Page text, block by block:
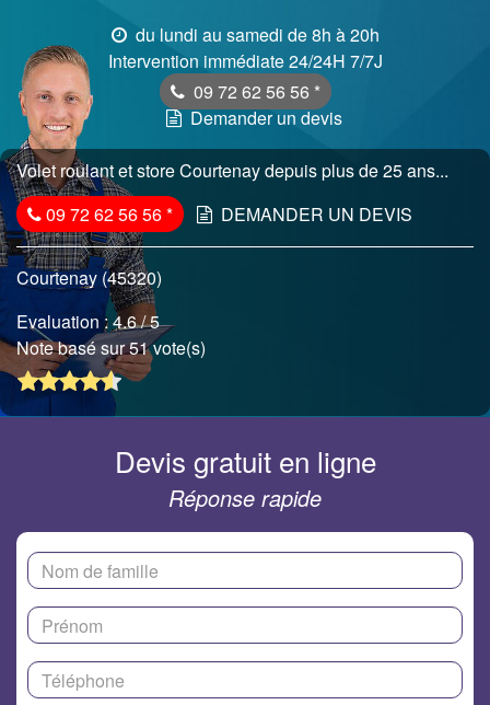
du lundi au samedi de 8h à 20h
Intervention immédiate 24/24H 7/7J
09 72 62 56 56 *
Demander un devis
Volet roulant et store Courtenay depuis plus de 25 ans...
09 72 62 56 56* DEMANDER UN DEVIS
Courtenay (45320)
Evaluation :4.6/ 5
Note basé sur 51 vote(s)
Devis gratuit en ligne
Réponse rapide